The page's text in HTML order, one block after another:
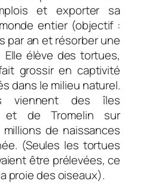
et exporter sa
entier (objectif :
par an et résorber une
élève des tortues,
grossir en captivité
dans le milieu naturel.
viennent des îles
et de Tromelin sur
de naissances
(Seules les tortues
être prélevées, ce
proie des oiseaux).